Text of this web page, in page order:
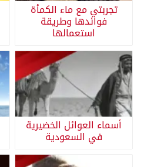
تجربتي مع ماء الكمأة
فوائدها وطريقة
استعمالها
أسماء العوائل الخضيرية
في السعودية